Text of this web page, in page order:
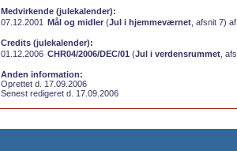
Medvirkende (julekalender):
07.12.2001 Mål og midler (Jul i hjemmeværnet , afsnit 7)
Credits (julekalender):
01.12.2006 CHR04/2006/DEC/01 (Jul i verdensrummet ,
Anden information:
Oprettet d. 17.09.2006
Senest redigeret d. 17.09.2006